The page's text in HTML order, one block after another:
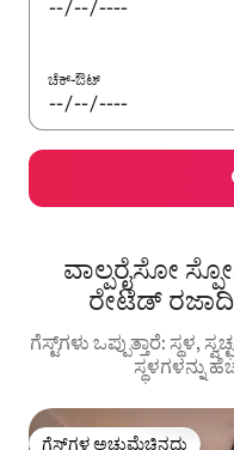
ಚೆಕ್-ಔಟ್
ವಾಲ್ಪರೈಸೋ
ರೇಟೆಡ್
ಗೆಸ್ಟ್‌ಗಳು ಒಪ್ಪುತ್ತಾರೆ: ಸ್ಥಳ,
ಸ್ಥಳಗಳನ್ನು
ಗೆಸ್ಟ್‌ಗಳ ಅಚ್ಚುಮೆಚ್ಚಿನದು